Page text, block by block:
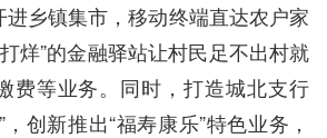
乡镇集市，移动终端直达农户家
烊”的金融驿站让村民足不出村就
费等业务。同时，打造城北支行
创新推出“福寿康乐”特色业务，